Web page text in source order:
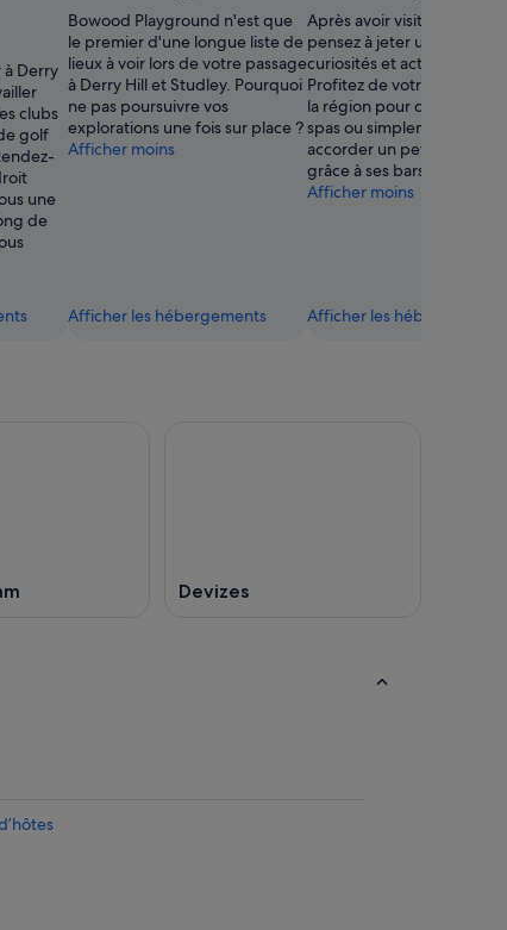
Derry
clubs
golf
une
de
Bowood Playground n'est que
le premier d'une longue liste de
lieux à voir lors de votre passage
à Derry Hill et Studley. Pourquoi
ne pas poursuivre vos
explorations une fois sur place ?
Afficher moins
Afficher les hébergements
Après avoir visité Calne
pensez à jeter un œil aux
curiosités et activités à
Profitez de votre passage
la région pour découvrir
spas ou simplement vous
accorder un petit plaisir
grâce à ses bars.
Afficher moins
Afficher les hébergements
Devizes